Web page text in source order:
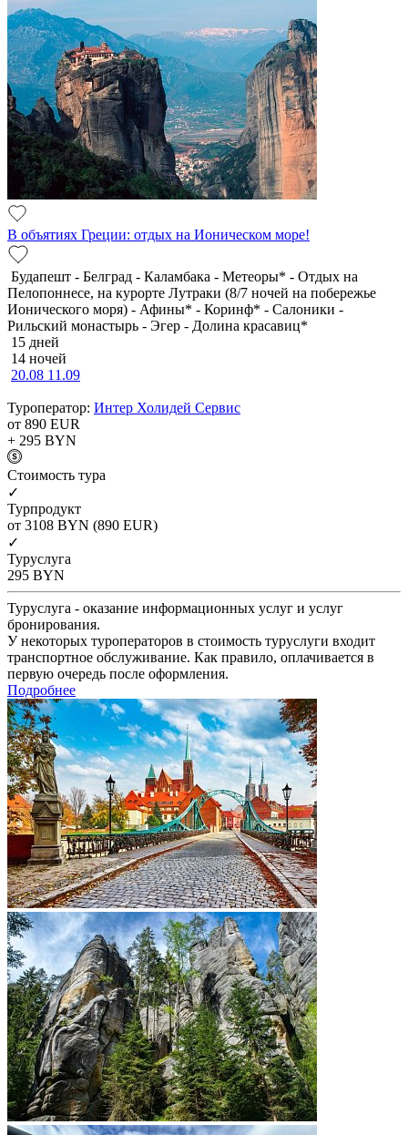
В объятиях Греции: отдых на Ионическом море!
Будапешт - Белград - Каламбака - Метеоры* - Отдых на
Пелопоннесе, на курорте Лутраки (8/7 ночей на побережье
Ионического моря) - Афины* - Коринф* - Салоники -
Рильский монастырь - Эгер - Долина красавиц*
15 дней
14 ночей
20.08 11.09
Туроператор: Интер Холидей Сервис
от 890 EUR
+ 295 BYN
Cтоимость тура
✓
Турпродукт
от 3108 BYN (890 EUR)
✓
Туруслуга
295 BYN
Туруслуга - оказание информационных услуг и услуг
бронирования.
У некоторых туроператоров в стоимость туруслуги входит
транспортное обслуживание. Как правило, оплачивается в
первую очередь после оформления.
Подробнее